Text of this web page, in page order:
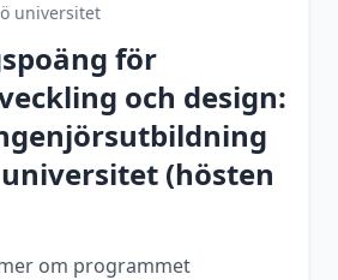
universitet
för
och design:
(hösten
om programmet